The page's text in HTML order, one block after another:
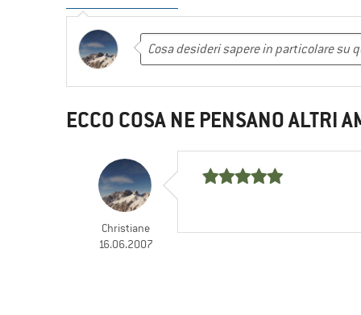
ECCO COSA NE PENSANO ALTRI
Christiane
16.06.2007